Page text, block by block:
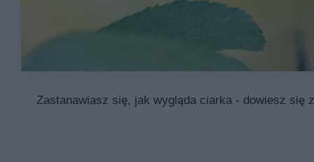
Zastanawiasz się, jak wygląda ciarka - dowiesz się